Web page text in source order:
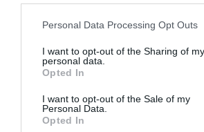
Please note that this website/app uses
not limited to your visit or usage
grant or deny consent to Google and its
use your data for below specified
consent section.
Personal Data Processing Opt Outs
I want to opt-out of the Sharing of my
personal data.
Opted In
I want to opt-out of the Sale of my
Personal Data.
Opted In
Παρακαλώ Περιμένετε...